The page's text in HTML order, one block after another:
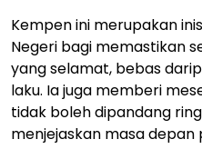
Kempen ini merupakan
Negeri bagi memastikan
yang selamat, bebas
laku. Ia juga memberi
tidak boleh dipandang
menjejaskan masa depan